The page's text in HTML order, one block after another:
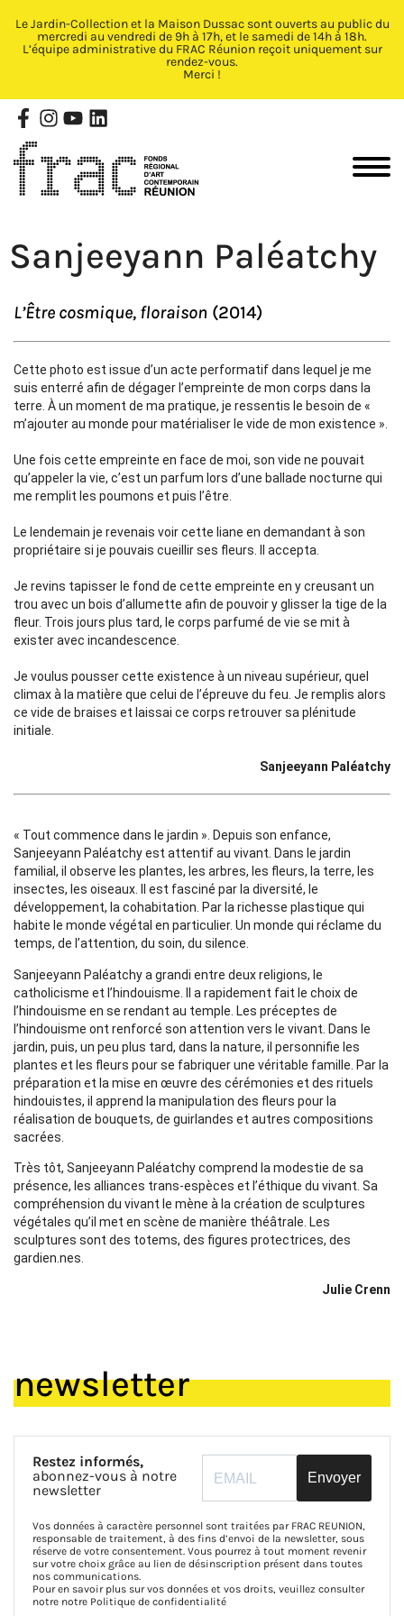
Fermer X
Le Jardin-Collection et la Maison Dussac sont ouverts au public du
mercredi au vendredi de 9h à 17h, et le samedi de 14h à 18h.
L’équipe administrative du FRAC Réunion reçoit uniquement sur
rendez-vous.
Merci !
Sanjeeyann Paléatchy
L’Être cosmique, floraison (2014)
Cette photo est issue d’un acte performatif dans lequel je me
suis enterré afin de dégager l’empreinte de mon corps dans la
terre. À un moment de ma pratique, je ressentis le besoin de «
m’ajouter au monde pour matérialiser le vide de mon existence ».
Une fois cette empreinte en face de moi, son vide ne pouvait
qu’appeler la vie, c’est un parfum lors d’une ballade nocturne qui
me remplit les poumons et puis l’être.
Le lendemain je revenais voir cette liane en demandant à son
propriétaire si je pouvais cueillir ses fleurs. Il accepta.
Je revins tapisser le fond de cette empreinte en y creusant un
trou avec un bois d’allumette afin de pouvoir y glisser la tige de la
fleur. Trois jours plus tard, le corps parfumé de vie se mit à
exister avec incandescence.
Je voulus pousser cette existence à un niveau supérieur, quel
climax à la matière que celui de l’épreuve du feu. Je remplis alors
ce vide de braises et laissai ce corps retrouver sa plénitude
initiale.
Sanjeeyann Paléatchy
« Tout commence dans le jardin ». Depuis son enfance,
Sanjeeyann Paléatchy est attentif au vivant. Dans le jardin
familial, il observe les plantes, les arbres, les fleurs, la terre, les
insectes, les oiseaux. Il est fasciné par la diversité, le
développement, la cohabitation. Par la richesse plastique qui
habite le monde végétal en particulier. Un monde qui réclame du
temps, de l’attention, du soin, du silence.
Sanjeeyann Paléatchy a grandi entre deux religions, le
catholicisme et l’hindouisme. Il a rapidement fait le choix de
l’hindouisme en se rendant au temple. Les préceptes de
l’hindouisme ont renforcé son attention vers le vivant. Dans le
jardin, puis, un peu plus tard, dans la nature, il personnifie les
plantes et les fleurs pour se fabriquer une véritable famille. Par la
préparation et la mise en œuvre des cérémonies et des rituels
hindouistes, il apprend la manipulation des fleurs pour la
réalisation de bouquets, de guirlandes et autres compositions
sacrées.
Très tôt, Sanjeeyann Paléatchy comprend la modestie de sa
présence, les alliances trans-espèces et l’éthique du vivant. Sa
compréhension du vivant le mène à la création de sculptures
végétales qu’il met en scène de manière théâtrale. Les
sculptures sont des totems, des figures protectrices, des
gardien.nes.
Julie Crenn
newsletter
Restez informés,
abonnez-vous à notre
newsletter
Envoyer
Vos données à caractère personnel sont traitées par FRAC REUNION,
responsable de traitement, à des fins d’envoi de la newsletter, sous
réserve de votre consentement. Vous pourrez à tout moment revenir
sur votre choix grâce au lien de désinscription présent dans toutes
nos communications.
Pour en savoir plus sur vos données et vos droits, veuillez consulter
notre notre Politique de confidentialité